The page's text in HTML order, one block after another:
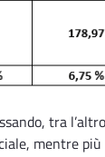
tra
mentre